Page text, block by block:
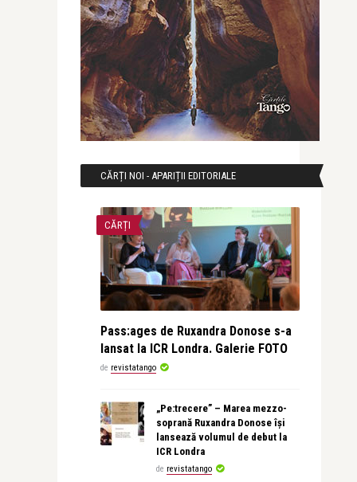
CĂRȚI NOI - APARIȚII EDITORIALE
CĂRȚI
Pass:ages de Ruxandra Donose s-a
lansat la ICR Londra. Galerie FOTO
de revistatango
„Pe:trecere” – Marea mezzo-
soprană Ruxandra Donose își
lansează volumul de debut la
ICR Londra
de revistatango